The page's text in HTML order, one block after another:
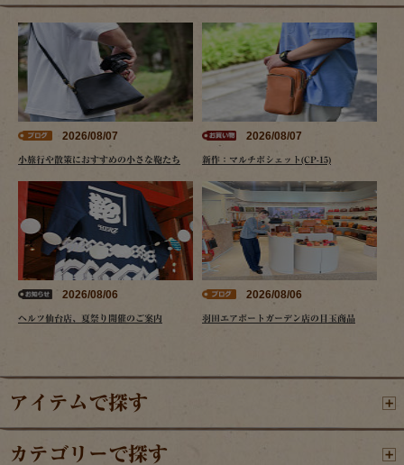
2026/08/07
小旅行や散策におすすめの小さな鞄たち
2026/08/07
新作：マルチポシェット(CP-15)
2026/08/06
ヘルツ仙台店、夏祭り開催のご案内
2026/08/06
羽田エアポートガーデン店の目玉商品
アイテムで探す
カテゴリーで探す